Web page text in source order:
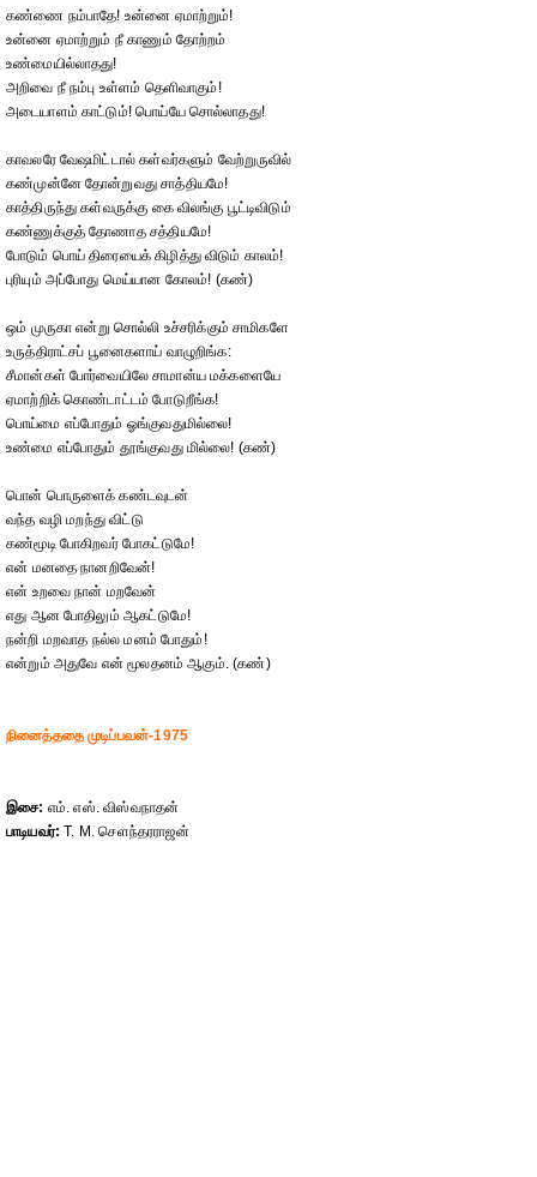
கண்ணை நம்பாதே! உன்னை ஏமாற்றும்!
உன்னை ஏமாற்றும் நீ காணும் தோற்றம்
உண்மையில்லாதது!
அறிவை நீ நம்பு உள்ளம் தெளிவாகும்!
அடையாளம் காட்டும்! பொய்யே சொல்லாதது!
காவலரே வேஷமிட்டால் கள்வர்களும் வேற்றுருவில்
கண்முன்னே தோன்றுவது சாத்தியமே!
காத்திருந்து கள்வருக்கு கை விலங்கு பூட்டிவிடும்
கண்ணுக்குத் தோணாத சத்தியமே!
போடும் பொய் திரையைக் கிழித்து விடும் காலம்!
புரியும் அப்போது மெய்யான கோலம்! (கண்)
ஒம் முருகா என்று சொல்லி உச்சரிக்கும் சாமிகளே
உருத்திராட்சப் பூனைகளாய் வாழுறிங்க:
சீமான்கள் போர்வையிலே சாமான்ய மக்களையே
ஏமாற்றிக் கொண்டாட்டம் போடுறீங்க!
பொய்மை எப்போதும் ஓங்குவதுமில்லை!
உண்மை எப்போதும் தூங்குவது மில்லை! (கண்)
பொன் பொருளைக் கண்டவுடன்
வந்த வழி மறந்து விட்டு
கண்மூடி போகிறவர் போகட்டுமே!
என் மனதை நானறிவேன்!
என் உறவை நான் மறவேன்
எது ஆன போதிலும் ஆகட்டுமே!
நன்றி மறவாத நல்ல மனம் போதும்!
என்றும் அதுவே என் மூலதனம் ஆகும். (கண்)
நினைத்ததை முடிப்பவன்-1975
இசை: எம். எஸ். விஸ்வநாதன்
பாடியவர்:T. M. செளந்தரராஜன்